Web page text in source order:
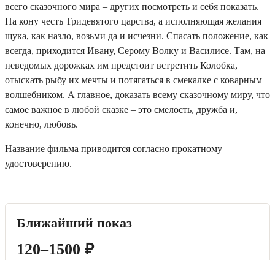
всего сказочного мира – других посмотреть и себя показать.
На кону честь Тридевятого царства, а исполняющая желания
щука, как назло, возьми да и исчезни. Спасать положение, как
всегда, приходится Ивану, Серому Волку и Василисе. Там, на
неведомых дорожках им предстоит встретить Колобка,
отыскать рыбу их мечты и потягаться в смекалке с коварным
волшебником. А главное, доказать всему сказочному миру, что
самое важное в любой сказке – это смелость, дружба и,
конечно, любовь.
Название фильма приводится согласно прокатному
удостоверению.
Ближайший показ
120–1500 ₽